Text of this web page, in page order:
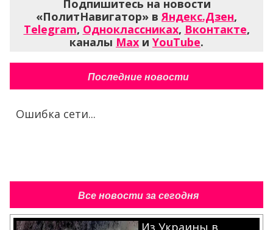
Подпишитесь на новости
«ПолитНавигатор» вЯндекс.Дзен,
Telegram, Одноклассниках, Вконтакте,
каналы Max и YouTube.
Последние новости
Ошибка сети...
Все новости за сегодня
Из Украины в